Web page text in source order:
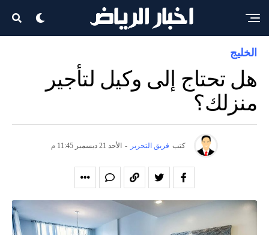
الخليج
هل تحتاج إلى وكيل لتأجير
منزلك؟
كتب فريق التحرير - الأحد 21 ديسمبر 11:45 م